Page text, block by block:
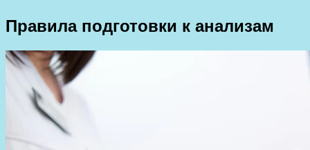
Правила подготовки к анализам